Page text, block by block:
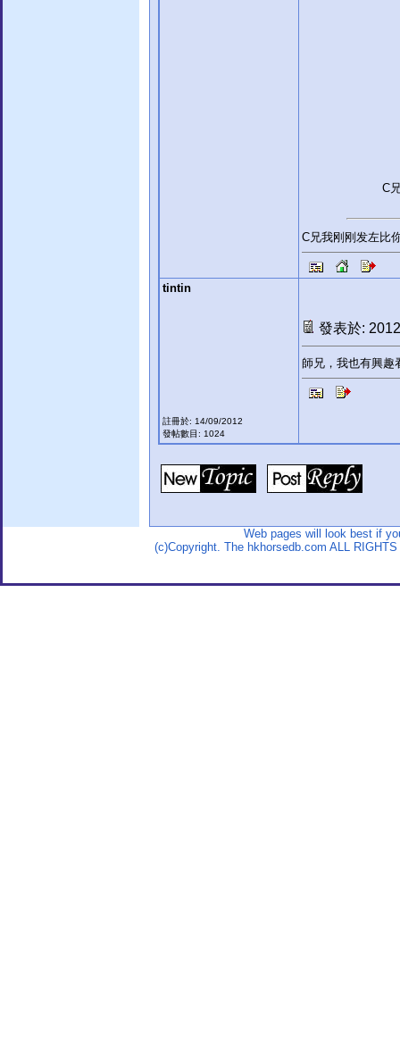
C
C兄我刚刚发左比
tintin
註冊於: 14/09/2012
發帖數目: 1024
發表於:
師兄，我也有興趣
Web pages will look best if
(c)Copyright. The hkhorsedb.com ALL